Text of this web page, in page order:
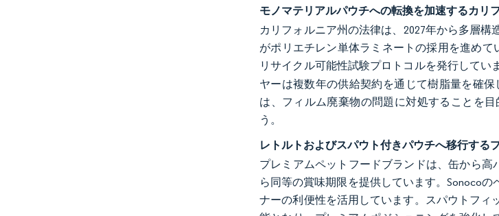
モノマテリアルパウチへの転換を加速するカリ
カリフォルニア州の法律は、2027年から多層
がポリエチレン単体ラミネートの採用を進めて
リサイクル可能性試験プロトコルを発行してい
ヤーは複数年の供給契約を通じて樹脂量を確
は、フィルム廃棄物の問題に対処することを
う。
レトルトおよびスパウト付きパウチへ移行する
プレミアムペットフードブランドは、缶から
ら同等の賞味期限を提供しています。Sonoco
ナーの利便性を活用しています。スパウトフ